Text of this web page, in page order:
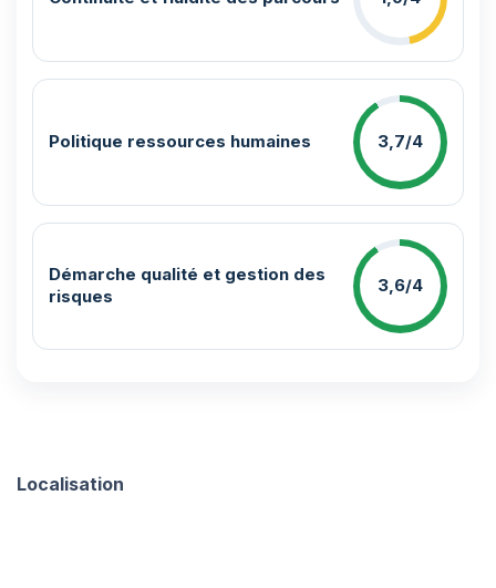
Politique ressources humaines 3,7/4
Démarche qualité et gestion des
risques
3,6/4
Localisation